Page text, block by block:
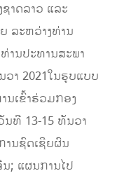
າດລາວ ແລະ
ລະຫວ່າງທ່ານ
ານປະທານສະພາ
າ 2021ໃນຮູບແບບ
ນເຂົ້າຮ່ວມກອງ
ນທີ 13-15 ທັນວາ
ານຊົດເຊີຍຜົນ
; ແຜນການໄປ